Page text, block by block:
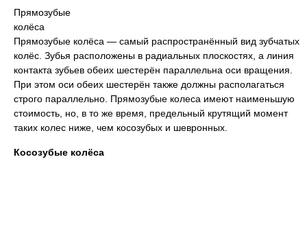
Прямозубые
колёса
Прямозубые колёса — самый распространённый вид зубчатых
колёс. Зубья расположены в радиальных плоскостях, а линия
контакта зубьев обеих шестерён параллельна оси вращения.
При этом оси обеих шестерён также должны располагаться
строго параллельно. Прямозубые колеса имеют наименьшую
стоимость, но, в то же время, предельный крутящий момент
таких колес ниже, чем косозубых и шевронных.
Косозубые колёса